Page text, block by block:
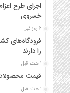
اجرای طرح
خسروی
6 روز قبل
فرودگاه‌های
را دارند
1 هفته قبل
قیمت محصولات
1 هفته قبل